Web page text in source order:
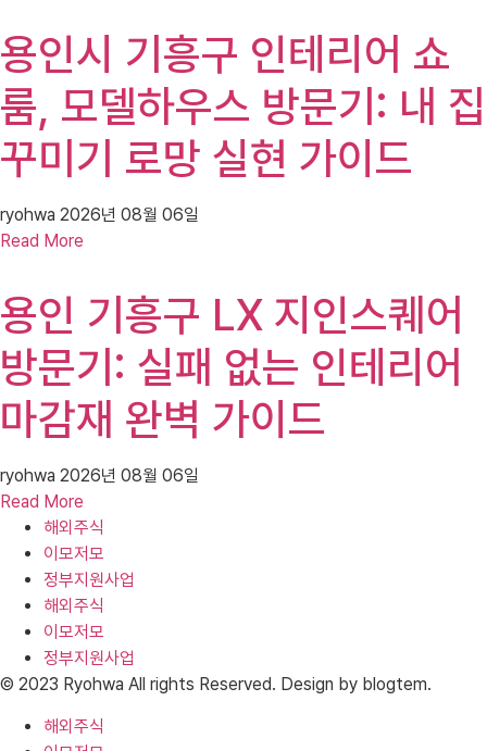
용인시 기흥구 인테리어 쇼
룸, 모델하우스 방문기: 내 집
꾸미기 로망 실현 가이드
ryohwa 2026년 08월 06일
Read More
용인 기흥구 LX 지인스퀘어
방문기: 실패 없는 인테리어
마감재 완벽 가이드
ryohwa 2026년 08월 06일
Read More
해외주식
이모저모
정부지원사업
해외주식
이모저모
정부지원사업
© 2023 Ryohwa All rights Reserved. Design by blogtem.
해외주식